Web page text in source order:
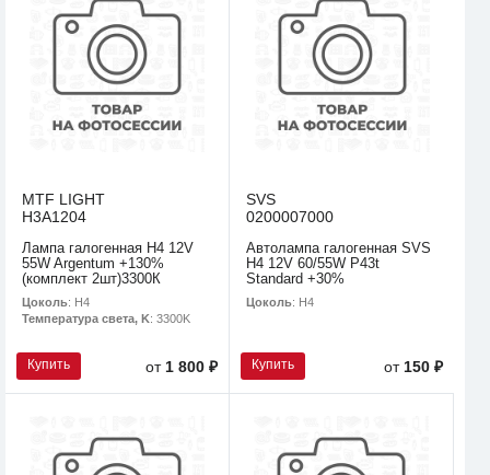
MTF LIGHT
H3A1204
Лампа галогенная H4 12V
55W Argentum +130%
(комплект 2шт)3300К
Цоколь: H4
Температура света, K: 3300K
Купить от 1 800 ₽
SVS
0200007000
Автолампа галогенная SVS
H4 12V 60/55W P43t
Standard +30%
Цоколь: H4
Купить от 150 ₽